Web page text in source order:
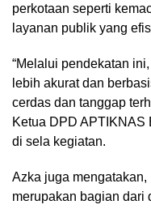
perkotaan seperti
layanan publik yang
“Melalui pendekatan
lebih akurat dan
cerdas dan tanggap
Ketua DPD APTIKNAS
di sela kegiatan.
Azka juga
merupakan bagian dari